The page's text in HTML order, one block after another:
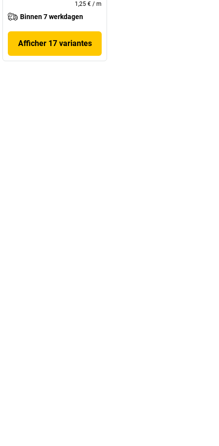
1,25 € / m
Binnen 7 werkdagen
Afficher 17 variantes